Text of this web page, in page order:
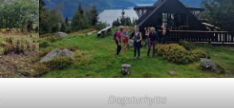
Dagsturhytta